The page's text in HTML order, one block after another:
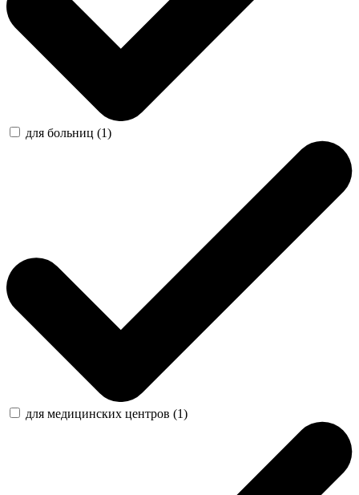
для больниц (1)
для медицинских центров (1)